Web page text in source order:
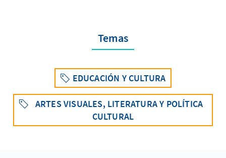
Temas
EDUCACIÓN Y CULTURA
ARTES VISUALES, LITERATURA Y POLÍTICA
CULTURAL